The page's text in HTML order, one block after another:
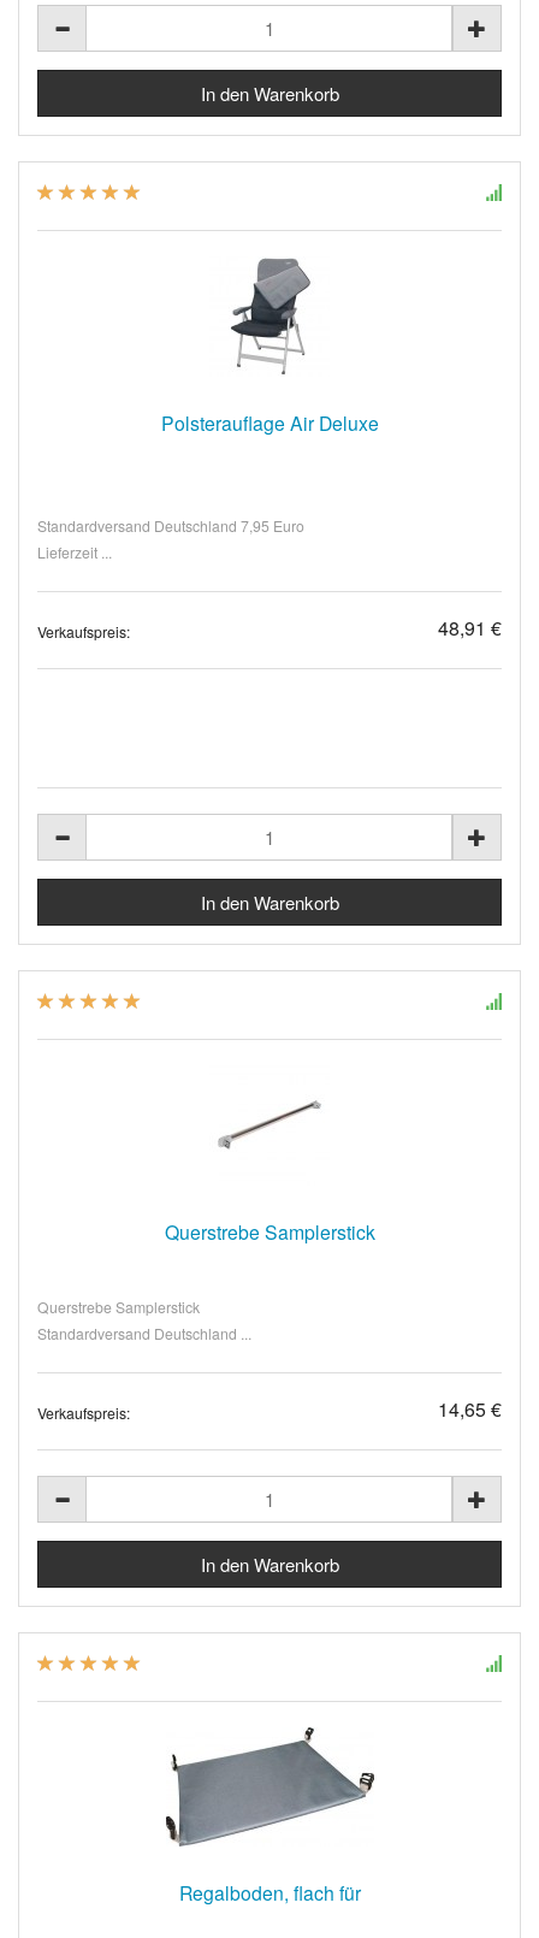
Polsterauflage Air Deluxe
Standardversand Deutschland 7,95 Euro
Lieferzeit ...
Verkaufspreis: 48,91 €
Querstrebe Samplerstick
Querstrebe Samplerstick
Standardversand Deutschland ...
Verkaufspreis: 14,65 €
Regalboden, flach für